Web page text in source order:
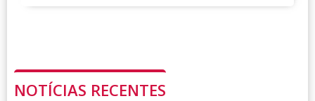
NOTÍCIAS RECENTES